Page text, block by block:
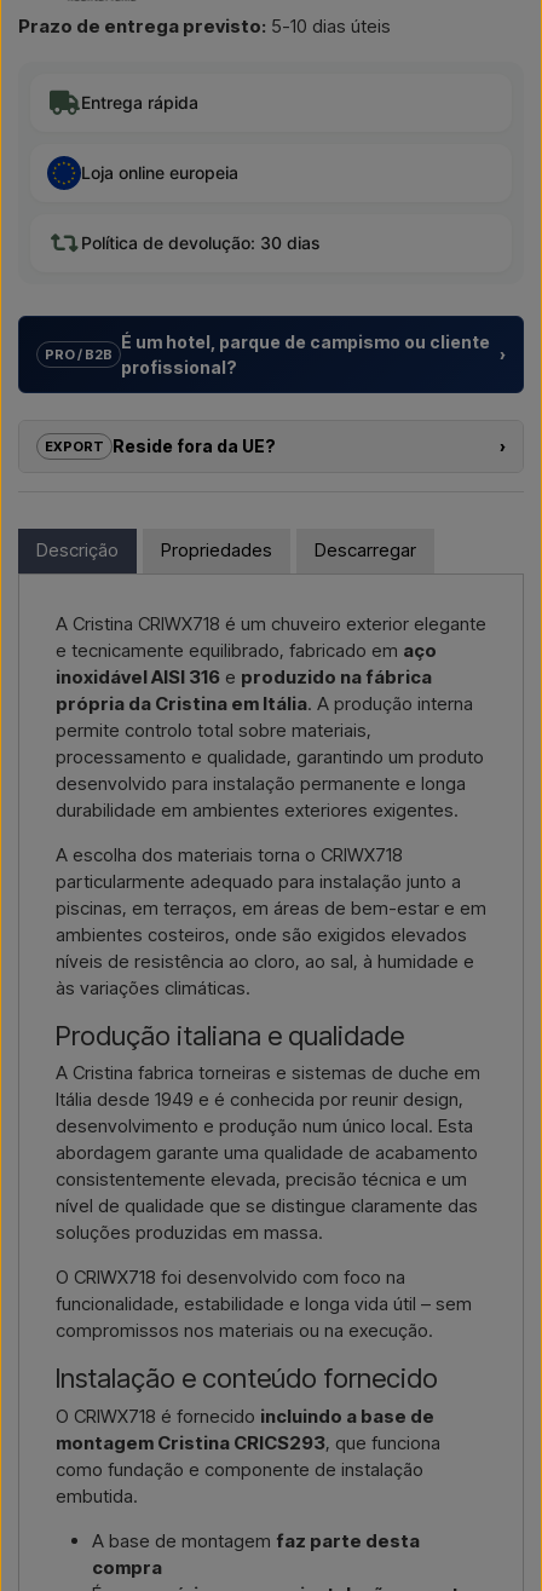
Prazo de entrega previsto: 5-10 dias úteis
Entrega rápida
Loja online europeia
Política de devolução: 30 dias
PRO / B2B
É um hotel, parque de campismo ou cliente
profissional?
›
turísticos e promotores imobiliários com
individuaispara duches exteriores – desde a escolha do
Se pretende um
entrega de maior dimensão
, contacte-nos – respondemos
rapidamente.
Contactar por e-mail → Ligar-nos →
EXPORT Reside fora da UE?
›
webshop. Em vez disso, pode contactar-nos e receber um
preço com entrega e, se aplicável, documentos aduaneiros.
ou link para o artigo) e onde deve ser faturado e entregue, e
receberá uma oferta.
Contactar por email → Ligar-nos →
Descrição Propriedades Descarregar
A Cristina CRIWX718 é um chuveiro exterior elegante
e tecnicamente equilibrado, fabricado em aço
inoxidável AISI 316 e produzido na fábrica
própria da Cristina em Itália. A produção interna
permite controlo total sobre materiais,
processamento e qualidade, garantindo um produto
desenvolvido para instalação permanente e longa
durabilidade em ambientes exteriores exigentes.
A escolha dos materiais torna o CRIWX718
particularmente adequado para instalação junto a
piscinas, em terraços, em áreas de bem-estar e em
ambientes costeiros, onde são exigidos elevados
níveis de resistência ao cloro, ao sal, à humidade e
às variações climáticas.
Produção italiana e qualidade
A Cristina fabrica torneiras e sistemas de duche em
Itália desde 1949 e é conhecida por reunir design,
desenvolvimento e produção num único local. Esta
abordagem garante uma qualidade de acabamento
consistentemente elevada, precisão técnica e um
nível de qualidade que se distingue claramente das
soluções produzidas em massa.
O CRIWX718 foi desenvolvido com foco na
funcionalidade, estabilidade e longa vida útil – sem
compromissos nos materiais ou na execução.
Instalação e conteúdo fornecido
O CRIWX718 é fornecido incluindo a base de
montagem Cristina CRICS293, que funciona
como fundação e componente de instalação
embutida.
A base de montagem faz parte desta
compra